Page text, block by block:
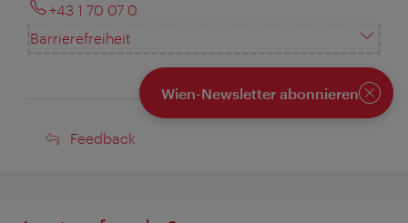
+43 1 70 07 0
Barrierefreiheit
Feedback
Feedback
Wien-Newsletter abonnieren